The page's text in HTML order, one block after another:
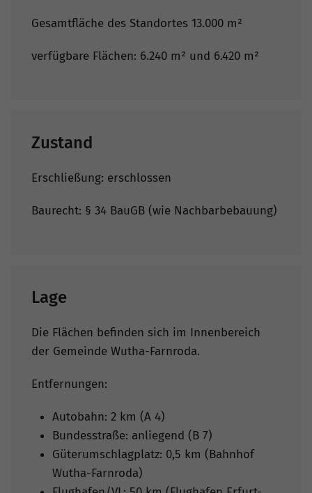
Gesamtfläche des Standortes 13.000 m²
verfügbare Flächen: 6.240 m² und 6.420 m²
Zustand
Erschließung: erschlossen
Baurecht: § 34 BauGB (wie Nachbarbebauung)
Lage
Die Flächen befinden sich im Innenbereich
der Gemeinde Wutha-Farnroda.
Entfernungen:
Autobahn: 2 km (A 4)
Bundesstraße: anliegend (B 7)
Güterumschlagplatz: 0,5 km (Bahnhof
Wutha-Farnroda)